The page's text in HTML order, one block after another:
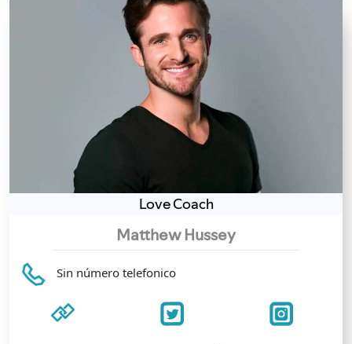
Love Coach
Matthew Hussey
Sin número telefonico